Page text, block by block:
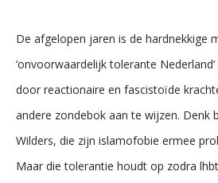
De afgelopen jaren is de hardnekkige
‘onvoorwaardelijk tolerante
door reactionaire en fascistoïde
andere zondebok aan te wijzen. Denk
Wilders, die zijn islamofobie ermee
Maar die tolerantie houdt op zodra